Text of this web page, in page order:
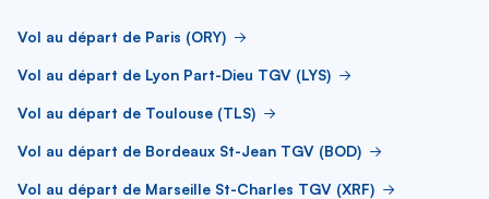
Vol au départ de Paris (ORY)
Vol au départ de Lyon Part-Dieu TGV (LYS)
Vol au départ de Toulouse (TLS)
Vol au départ de Bordeaux St-Jean TGV (BOD)
Vol au départ de Marseille St-Charles TGV (XRF)